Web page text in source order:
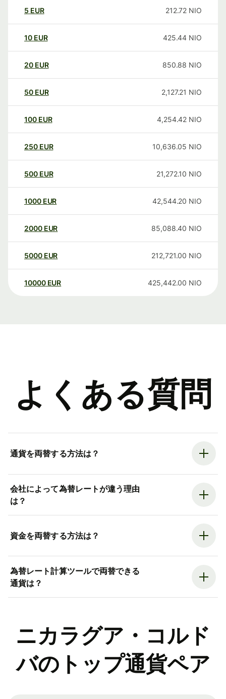
5 EUR 212.72 NIO
10 EUR 425.44 NIO
20 EUR 850.88 NIO
50 EUR 2,127.21 NIO
100 EUR 4,254.42 NIO
250 EUR 10,636.05 NIO
500 EUR 21,272.10 NIO
1000 EUR 42,544.20 NIO
2000 EUR 85,088.40 NIO
5000 EUR 212,721.00 NIO
10000 EUR 425,442.00 NIO
よくある質問
通貨を両替する方法は？
会社によって為替レートが違う理由
は？
資金を両替する方法は？
為替レート計算ツールで両替できる
通貨は？
ニカラグア・コルド
バのトップ通貨ペア